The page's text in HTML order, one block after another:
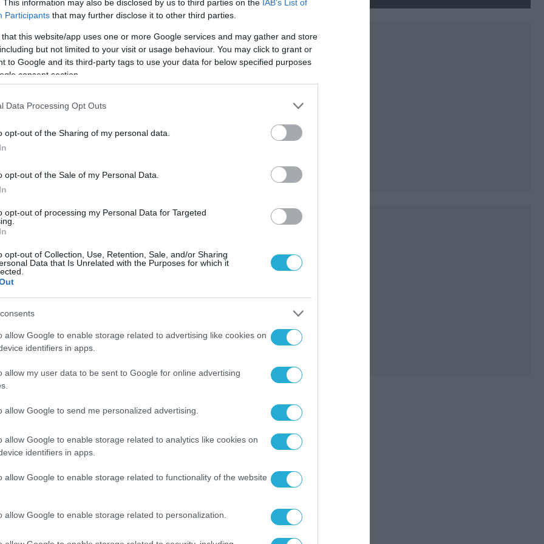
This information may also be disclosed by us to third parties on the IAB’s List of
Participants that may further disclose it to other third parties.
that this website/app uses one or more Google services and may gather and store
but not limited to your visit or usage behaviour. You may click to grant or
to Google and its third-party tags to use your data for below specified purposes
consent section.
Data Processing Opt Outs
opt-out of the Sharing of my personal data.
opt-out of the Sale of my Personal Data.
opt-out of processing my Personal Data for Targeted
opt-out of Collection, Use, Retention, Sale, and/or Sharing
Data that Is Unrelated with the Purposes for which it
allow Google to enable storage related to advertising like cookies on
identifiers in apps.
allow my user data to be sent to Google for online advertising
allow Google to send me personalized advertising.
allow Google to enable storage related to analytics like cookies on
identifiers in apps.
allow Google to enable storage related to functionality of the website
allow Google to enable storage related to personalization.
μέσα ενημέρωσης, σε αρκετές
καταγράφηκαν επιθέσεις εναντίον
για τη στέγαση αιτούντων
απομακρύνθηκαν εσπευσμένα από τις
προστασία των Αρχών.
έστησαν οδοφράγματα, πυρπόλησαν
και έριξαν αντικείμενα κατά
Ένα λεωφορείο παραδόθηκε στις
αυτοκίνητα υπέστησαν σοβαρές
Road, East Belfast.
have been deployed across the city.
Patriot (@TheBritLad)June 9, 2026
τον Ιούλιο